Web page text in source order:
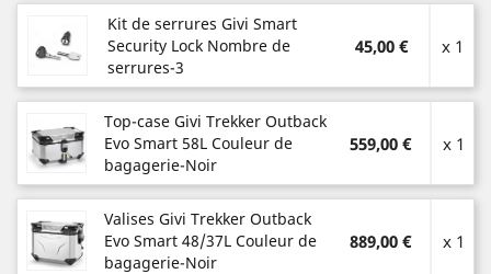
Kit de serrures Givi Smart
Security Lock Nombre de
serrures-3
45,00 € x 1
Top-case Givi Trekker Outback
Evo Smart 58L Couleur de
bagagerie-Noir
559,00 € x 1
Valises Givi Trekker Outback
Evo Smart 48/37L Couleur de
bagagerie-Noir
889,00 € x 1